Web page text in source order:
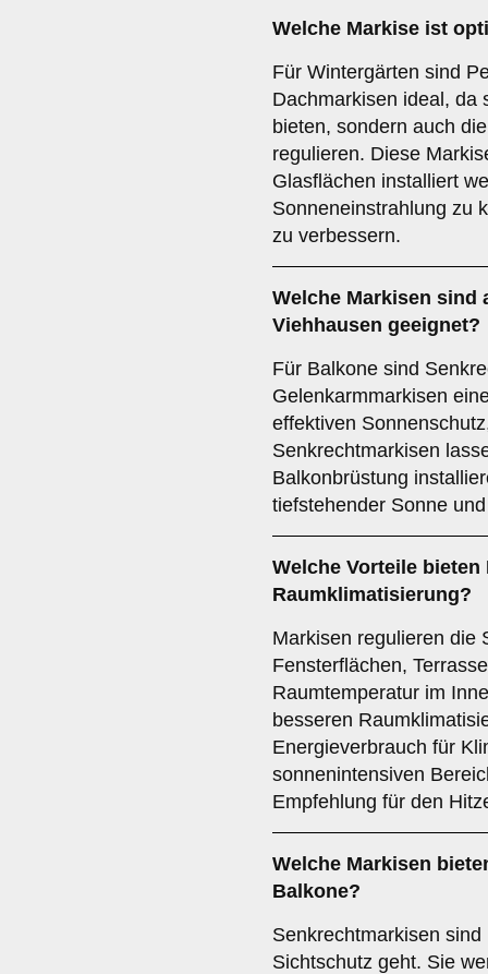
Welche Markise ist
Für Wintergärten sind
Dachmarkisen ideal, da
bieten, sondern auch
regulieren. Diese
Glasflächen installiert
Sonneneinstrahlung zu
zu verbessern.
Welche Markisen sind
Viehhausen geeignet?
Für Balkone sind
Gelenkarmmarkisen
effektiven
Senkrechtmarkisen
Balkonbrüstung
tiefstehender Sonne
Welche Vorteile
Raumklimatisierung?
Markisen regulieren die
Fensterflächen,
Raumtemperatur im
besseren
Energieverbrauch für
sonnenintensiven
Empfehlung für den
Welche Markisen
Balkone?
Senkrechtmarkisen
Sichtschutz geht. Sie